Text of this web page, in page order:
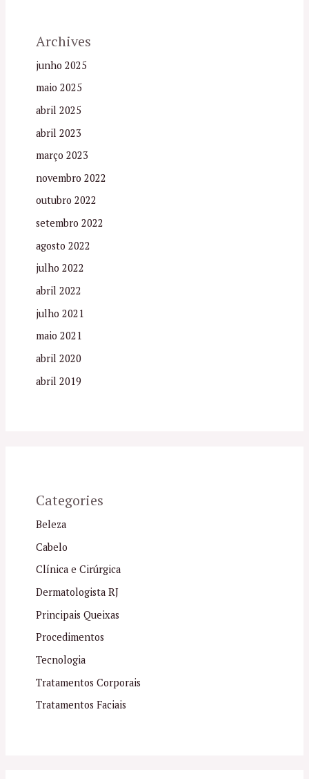
Archives
junho 2025
maio 2025
abril 2025
abril 2023
março 2023
novembro 2022
outubro 2022
setembro 2022
agosto 2022
julho 2022
abril 2022
julho 2021
maio 2021
abril 2020
abril 2019
Categories
Beleza
Cabelo
Clínica e Cirúrgica
Dermatologista RJ
Principais Queixas
Procedimentos
Tecnologia
Tratamentos Corporais
Tratamentos Faciais